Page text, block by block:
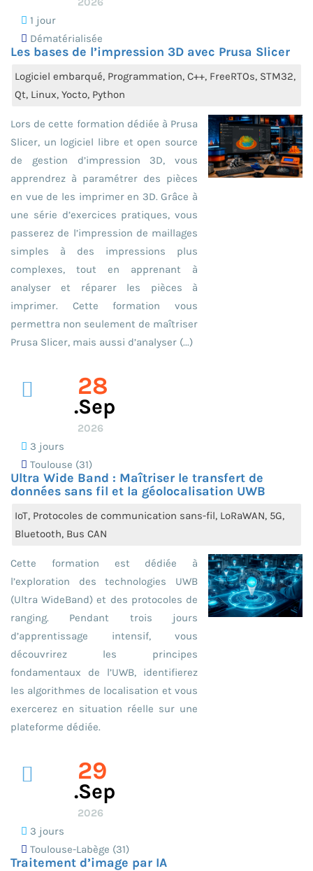
1 jour
Dématérialisée
Les bases de l’impression 3D avec Prusa Slicer
Logiciel embarqué, Programmation, C++, FreeRTOs, STM32,
Qt, Linux, Yocto, Python
Lors de cette formation dédiée à Prusa
Slicer, un logiciel libre et open source
de gestion d’impression 3D, vous
apprendrez à paramétrer des pièces
en vue de les imprimer en 3D. Grâce à
une série d’exercices pratiques, vous
passerez de l’impression de maillages
simples à des impressions plus
complexes, tout en apprenant à
analyser et réparer les pièces à
imprimer. Cette formation vous
permettra non seulement de maîtriser
Prusa Slicer, mais aussi d’analyser (...)
28
.sep
2026
3 jours
Toulouse (31)
Ultra Wide Band : Maîtriser le transfert de
données sans fil et la géolocalisation UWB
IoT, Protocoles de communication sans-fil, LoRaWAN, 5G,
Bluetooth, Bus CAN
Cette formation est dédiée à
l’exploration des technologies UWB
(Ultra WideBand) et des protocoles de
ranging. Pendant trois jours
d’apprentissage intensif, vous
découvrirez les principes
fondamentaux de l’UWB, identifierez
les algorithmes de localisation et vous
exercerez en situation réelle sur une
plateforme dédiée.
29
.sep
2026
3 jours
Toulouse-Labège (31)
Traitement d’image par IA